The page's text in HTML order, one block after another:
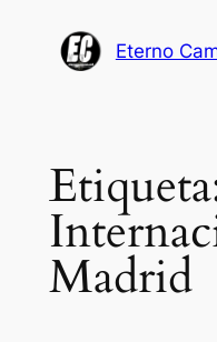
Eterno
Madrid